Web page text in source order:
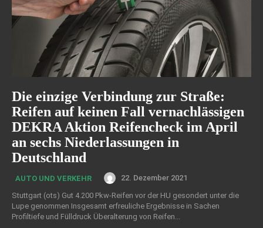
Die einzige Verbindung zur Straße:
Reifen auf keinen Fall vernachlässigen
DEKRA Aktion Reifencheck im April
an sechs Niederlassungen in
Deutschland
AUTO UND VERKEHR
22. Dezember 2021
Stuttgart (ots) Gut 4.200 Pkw-Reifen vor der HU gesondert unter die
Lupe genommen Insgesamt erfreuliche Ergebnisse in Sachen
Profiltiefe und Fülldruck Überalterung von Reifen...